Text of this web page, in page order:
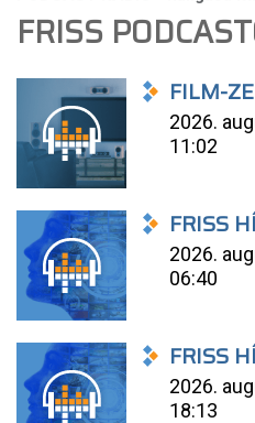
FRISS
FILM-
2026.
11:02
FRISS
2026.
06:40
FRISS
2026.
18:13